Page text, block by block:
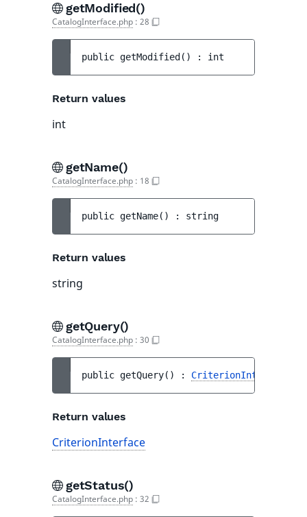
getModified()
CatalogInterface.php : 28
public getModified ( ) : int
Return values
int
getName()
CatalogInterface.php : 18
public getName( ) : string
Return values
string
getQuery()
CatalogInterface.php : 30
public getQuery( ) : CriterionInterface
Return values
CriterionInterface
getStatus()
CatalogInterface.php : 32